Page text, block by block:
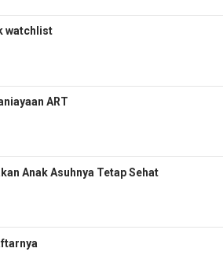
watchlist
ART
Anak Asuhnya Tetap Sehat